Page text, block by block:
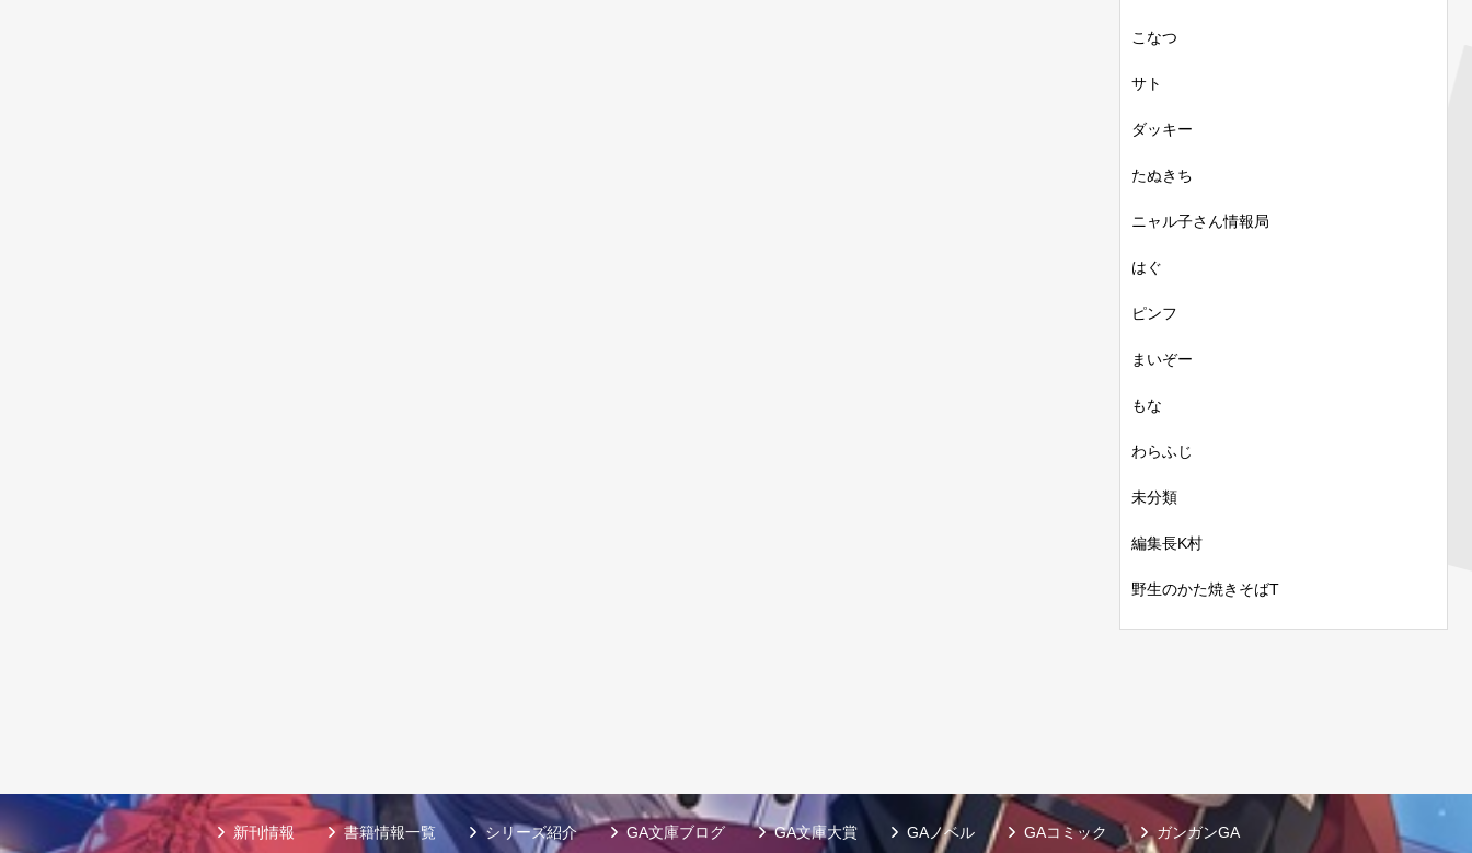
こなつ
サト
ダッキー
たぬきち
ニャル子さん情報局
はぐ
ピンフ
まいぞー
もな
わらふじ
未分類
編集長K村
野生のかた焼きそばT
新刊情報 書籍情報一覧 シリーズ紹介 GA文庫ブログ GA文庫大賞 GAノベル GAコミック ガンガンGA